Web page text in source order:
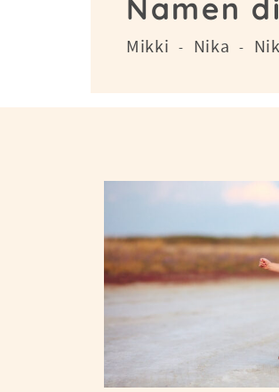
Namen
Mikki - Nika -